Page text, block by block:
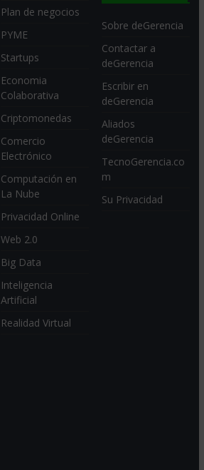
Plan de negocios
PYME
Startups
Economia
Colaborativa
Criptomonedas
Comercio
Electrónico
Computación en
La Nube
Privacidad Online
Web 2.0
Big Data
Inteligencia
Artificial
Realidad Virtual
Sobre deGerencia
Contactar a
deGerencia
Escribir en
deGerencia
Aliados
deGerencia
TecnoGerencia.co
m
Su Privacidad